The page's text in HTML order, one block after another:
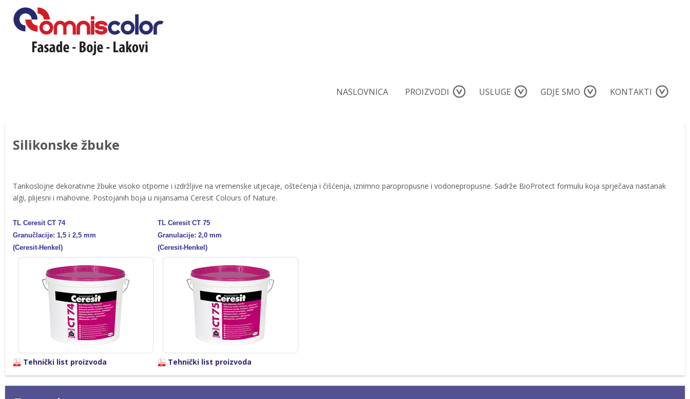
NASLOVNICA PROIZVODI USLUGE GDJE SMO KONTAKTI
Silikonske žbuke
Tankoslojne dekorativne žbuke visoko otporne i izdržljive na vremenske utjecaje, oštećenja i čišćenja, iznimno paropropusne i vodonepropusne. Sadrže BioProtect formulu koja sprječava nastanak
algi, plijesni i mahovine. Postojanih boja u nijansama Ceresit Colours of Nature.
TL Ceresit CT 74
Granučlacije: 1,5 i 2,5 mm
(Ceresit-Henkel)
Tehnički list proizvoda
TL Ceresit CT 75
Granulacije: 2,0 mm
(Ceresit-Henkel)
Tehnički list proizvoda